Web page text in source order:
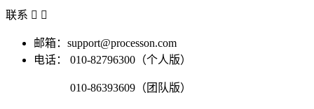
联系  
邮箱：support@processon.com
电话：
010-82796300（个人版）
010-86393609（团队版）